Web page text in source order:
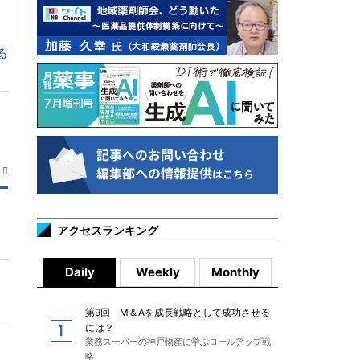
アクセスランキング
Daily Weekly Monthly
第9回 M＆Aを成長戦略として成功させる
には？
業務スーパーの神戸物産に学ぶロールアップ戦
略